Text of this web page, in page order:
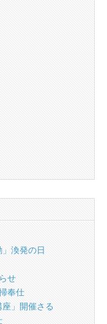
」渙発の日
せ
奉仕
座」開催さる